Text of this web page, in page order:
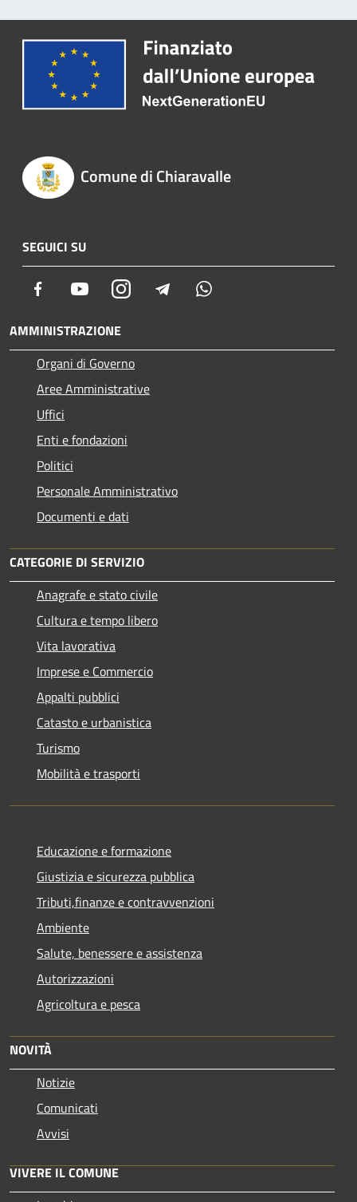
Comune di Chiaravalle
SEGUICI SU
Facebook YoutubeInstagram Telegram
AMMINISTRAZIONE
Organi di Governo
Aree Amministrative
Uffici
Enti e fondazioni
Politici
Personale Amministrativo
Documenti e dati
CATEGORIE DI SERVIZIO
Anagrafe e stato civile
Cultura e tempo libero
Vita lavorativa
Imprese e Commercio
Appalti pubblici
Catasto e urbanistica
Turismo
Mobilità e trasporti
Educazione e formazione
Giustizia e sicurezza pubblica
Tributi,finanze e contravvenzioni
Ambiente
Salute, benessere e assistenza
Autorizzazioni
Agricoltura e pesca
NOVITÀ
Notizie
Comunicati
Avvisi
VIVERE IL COMUNE